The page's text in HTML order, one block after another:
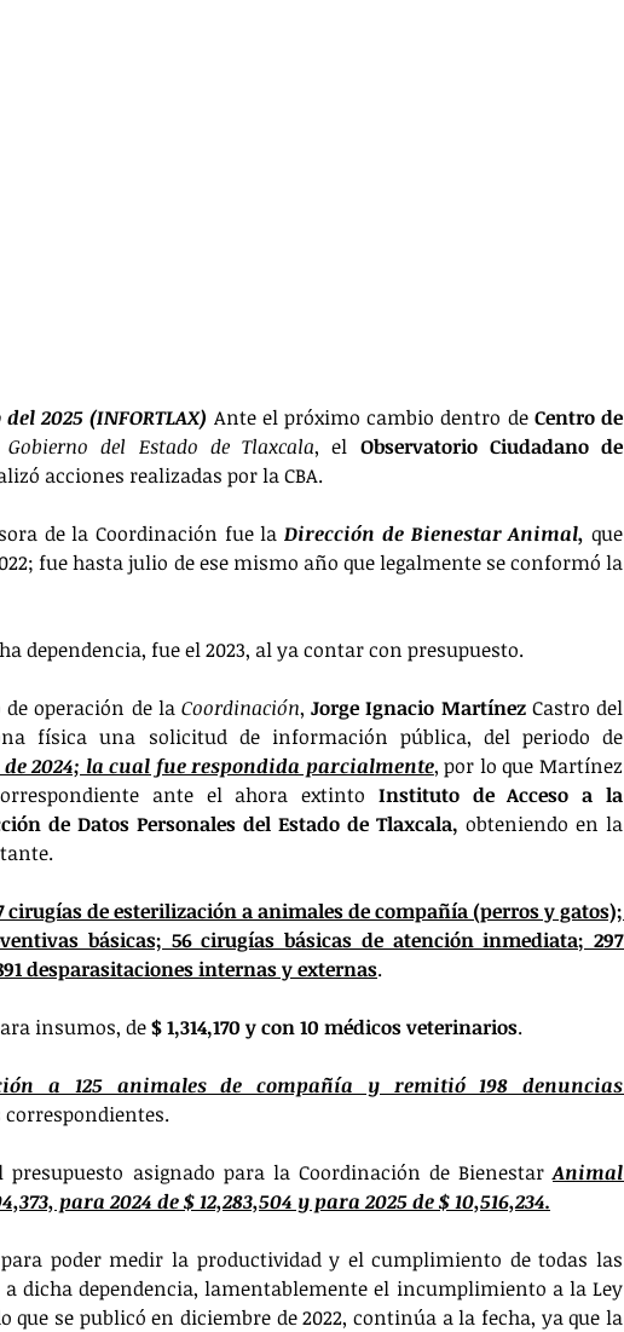
2025 (INFORTLAX) Ante el próximo cambio dentro de Centro de
Gobierno del Estado de Tlaxcala, el Observatorio Ciudadano de
acciones realizadas por la CBA.
de la Coordinación fue la Dirección de Bienestar Animal, que
fue hasta julio de ese mismo año que legalmente se conformó la
dependencia, fue el 2023, al ya contar con presupuesto.
operación de la Coordinación, Jorge Ignacio Martínez Castro del
2024; la cual fue respondida parcialmente, por lo que Martínez
ante el ahora extinto Instituto de Acceso a la
de Datos Personales del Estado de Tlaxcala, obteniendo en la
cirugías de esterilización a animales de compañía (perros y gatos);
básicas; 56 cirugías básicas de atención inmediata; 297
desparasitaciones internas y externas.
insumos, de $ 1,314,170 y con 10 médicos veterinarios.
a 125 animales de compañía y remitió 198 denuncias
presupuesto asignado para la Coordinación de Bienestar Animal
para 2024 de $ 12,283,504 y para 2025 de $ 10,516,234.
poder medir la productividad y el cumplimiento de todas las
a dicha dependencia, lamentablemente el incumplimiento a la Ley
que se publicó en diciembre de 2022, continúa a la fecha, ya que la